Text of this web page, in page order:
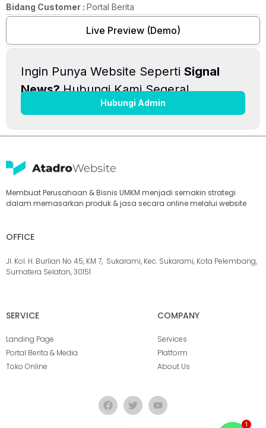
Bidang Customer : Portal Berita
Live Preview (Demo)
Ingin Punya Website Seperti Signal
News?Hubungi Kami Segera!
Hubungi Admin
Membuat Perusahaan & Bisnis UMKM menjadi semakin strategi
dalam memasarkan produk & jasa secara online melalui website
OFFICE
Jl. Kol. H. Burlian No 45, KM 7, Sukarami, Kec. Sukarami, Kota Pelembang,
Sumatera Selatan, 30151
SERVICE
Landing Page
Portal Berita & Media
Toko Online
COMPANY
Services
Platform
About Us
1